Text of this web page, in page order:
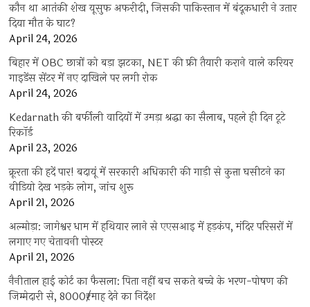
कौन था आतंकी शेख यूसुफ अफरीदी, जिसकी पाकिस्तान में बंदूकधारी ने उतार
दिया मौत के घाट?
April 24, 2026
बिहार में OBC छात्रों को बड़ा झटका, NET की फ्री तैयारी कराने वाले करियर
गाइडेंस सेंटर में नए दाखिले पर लगी रोक
April 24, 2026
Kedarnath की बर्फीली वादियों में उमड़ा श्रद्धा का सैलाब, पहले ही दिन टूटे
रिकॉर्ड
April 23, 2026
क्रूरता की हदें पार! बदायूं में सरकारी अधिकारी की गाड़ी से कुत्ता घसीटने का
वीडियो देख भड़के लोग, जांच शुरू
April 21, 2026
अल्मोड़ा: जागेश्वर धाम में हथियार लाने से एएसआइ में हड़कंप, मंदिर परिसरों में
लगाए गए चेतावनी पोस्टर
April 21, 2026
नैनीताल हाई कोर्ट का फैसला: पिता नहीं बच सकते बच्चे के भरण-पोषण की
जिम्मेदारी से, 8000₹/माह देने का निर्देश